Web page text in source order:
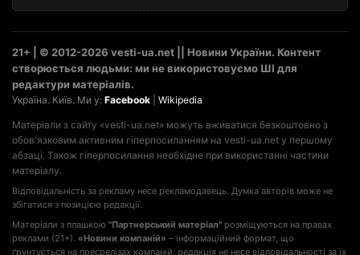
21+ | © 2012-2026 vesti-ua.net || Новини України. Контент
створюється людьми: ми не використовуємо ШІ для
редактури матеріалів.
Україна. Київ. Ми у: Facebook Wikipedia
Матеріали з сайту «vesti-ua.net» можуть вживатися безкоштовно з
обов'язковим активним гіперпосиланням на vesti-ua.net у першому
абзаці. Також гіперпосилання необхідне при використанні частини
матеріалу.
Відповідальність за рекламу несе рекламодавець. Думка авторів може не
збігатися з позицією редакції.
Матеріали з плашкою "Партнерський матеріал" розміщуються на правах
реклами (21+). «Новини компаній» – інформаційний формат, що
ґрунтується на пресрелізах компаній; редакція не несе відповідальності за їх